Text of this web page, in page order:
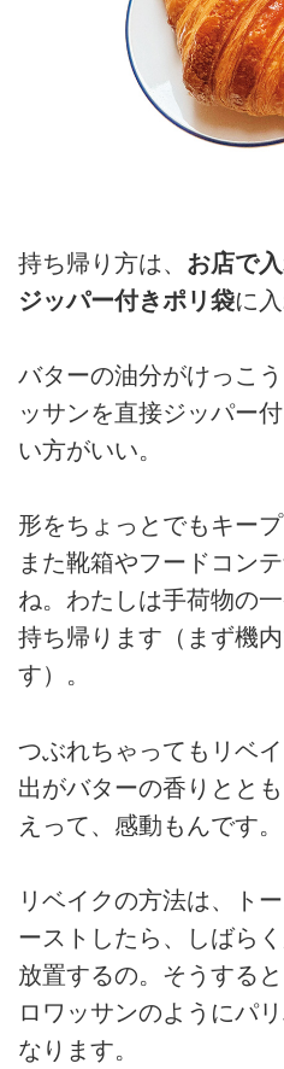
持ち帰り方は、 お店で
ジッパー付きポリ袋に
バターの油分がけっこ
ッサンを直接ジッパー
い方がいい。
形をちょっとでもキー
また靴箱やフードコン
ね。わたしは手荷物の
持ち帰ります（まず機
す）。
つぶれちゃってもリベ
出がバターの香りとと
えって、感動もんです。
リベイクの方法は、ト
ーストしたら、しばら
放置するの。そうする
ロワッサンのようにパ
なります。